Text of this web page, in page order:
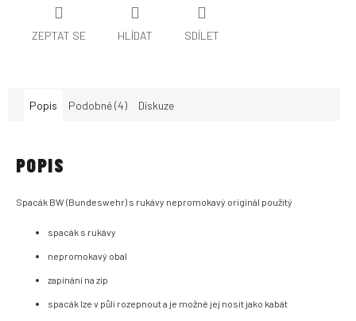
ZEPTAT SE HLÍDAT SDÍLET
Popis Podobné (4) Diskuze
POPIS
Spacák BW (Bundeswehr) s rukávy nepromokavý originál použitý
spacák s rukávy
nepromokavý obal
zapínání na zip
spacák lze v půli rozepnout a je možné jej nosit jako kabát